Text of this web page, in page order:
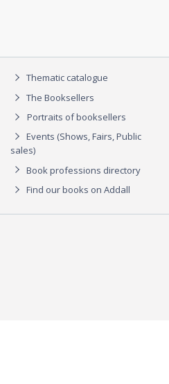
Thematic catalogue
The Booksellers
Portraits of booksellers
Events (Shows, Fairs, Public
sales)
Book professions directory
Find our books on Addall